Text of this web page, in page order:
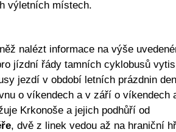
výletních místech.
nalézt informace na výše
jízdní řády tamních cyklobusů
jezdí v období letních prázdnin
o víkendech a v září o víkendech
Krkonoše a jejich podhůří od
, dvě z linek vedou až na hraniční